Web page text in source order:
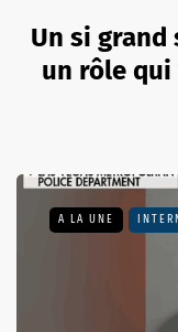
Un si grand
un rôle qui
A LA UNE